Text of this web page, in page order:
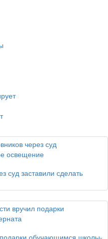
суд заставили сделать
подарки обучающимся школы-